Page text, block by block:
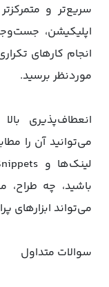
سریع‌تر و
اپلیکیشن،
انجام کارهای
موردنظر برسید.
می‌توانید آن را
می‌تواند ابزارهای
سوالات متداول